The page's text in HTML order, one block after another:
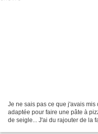
Je ne sais pas ce que j'avais
adaptée pour faire une pâte à
de seigle... J'ai du rajouter de la